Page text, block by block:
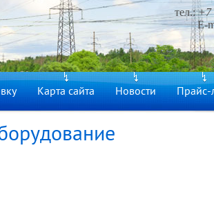
тел.:+7
E-
Карта сайта Новости Прайс-